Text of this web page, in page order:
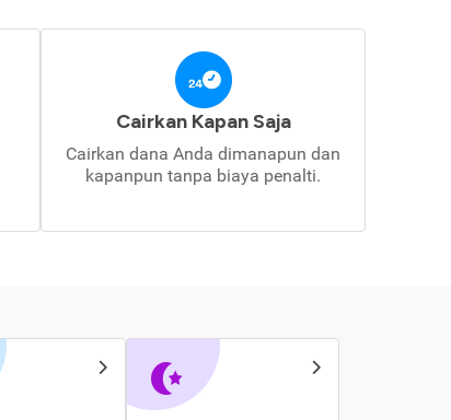
Cairkan Kapan Saja
Cairkan dana Anda dimanapun dan
kapanpun tanpa biaya penalti.